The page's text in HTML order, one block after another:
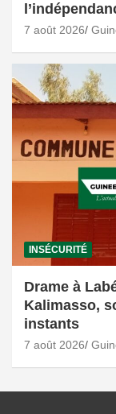
7 août 2026
INSÉCURITÉ
Drame à
Kalimasso,
instants
7 août 2026